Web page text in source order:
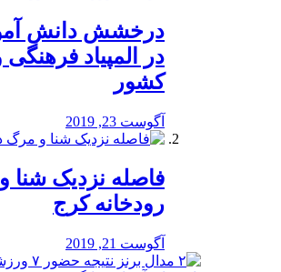
درخشش دانش
در المپیاد
کشور
آگوست 23, 2019
️فاصله نزدیک شنا
رودخانه کرج
آگوست 21, 2019